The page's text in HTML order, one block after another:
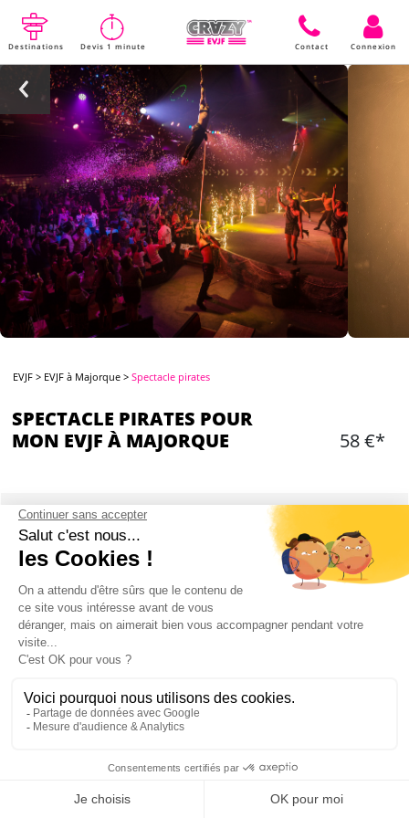
Destinations Devis 1 minute Contact Connexion
EVJF > EVJF à Majorque >Spectacle pirates
SPECTACLE PIRATES POUR
MON EVJF À MAJORQUE
58 €*
CONTENU
La Soirée Spectacle numéro 1 de Magaluf
Tickets dans la catégorie "main deck"
Pre-party show à partir de 20h30 à l'outdoor bar
Spectacle acrobatique
musiciens, etc
Live DJ (Charlie Sloth)
Mon EVJF à Majorque